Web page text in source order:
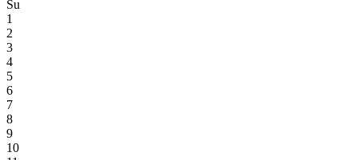
Su
1
2
3
4
5
6
7
8
9
10